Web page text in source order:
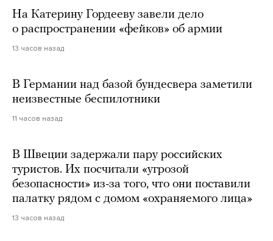
На Катерину Гордееву завели дело
о распространении «фейков» об армии
13 часов назад
В Германии над базой бундесвера заметили
неизвестные беспилотники
11 часов назад
В Швеции задержали пару российских
туристов. Их посчитали «угрозой
безопасности» из-за того, что они поставили
палатку рядом с домом «охраняемого лица»
13 часов назад